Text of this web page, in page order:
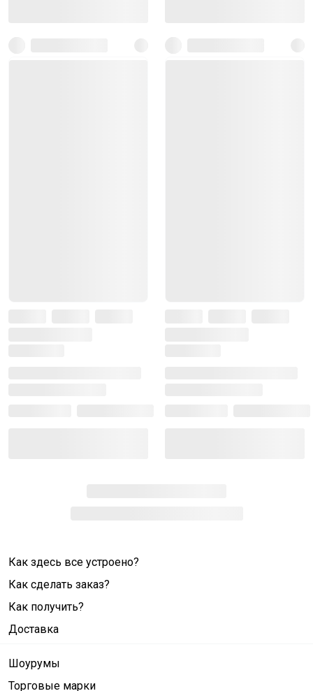
Как здесь все устроено?
Как сделать заказ?
Как получить?
Доставка
Шоурумы
Торговые марки